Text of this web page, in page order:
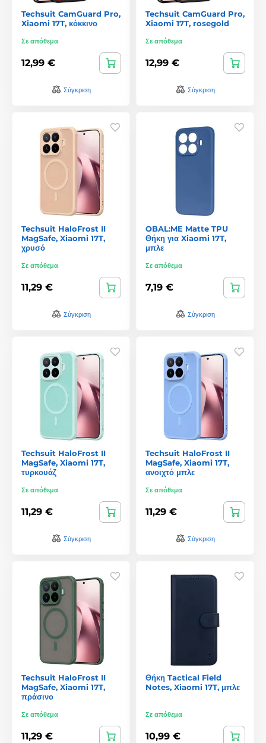
Techsuit CamGuard Pro,
Xiaomi 17T, κόκκινο
Σε απόθεμα
12,99 €
Σύγκριση
Techsuit CamGuard Pro,
Xiaomi 17T, rosegold
Σε απόθεμα
12,99 €
Σύγκριση
Techsuit HaloFrost II
MagSafe, Xiaomi 17T,
χρυσό
Σε απόθεμα
11,29 €
Σύγκριση
OBAL:ME Matte TPU
Θήκη για Xiaomi 17T,
μπλε
Σε απόθεμα
7,19 €
Σύγκριση
Techsuit HaloFrost II
MagSafe, Xiaomi 17T,
τυρκουάζ
Σε απόθεμα
11,29 €
Σύγκριση
Techsuit HaloFrost II
MagSafe, Xiaomi 17T,
ανοιχτό μπλε
Σε απόθεμα
11,29 €
Σύγκριση
Techsuit HaloFrost II
MagSafe, Xiaomi 17T,
πράσινο
Σε απόθεμα
11,29 €
Θήκη Tactical Field
Notes, Xiaomi 17T, μπλε
Σε απόθεμα
10,99 €